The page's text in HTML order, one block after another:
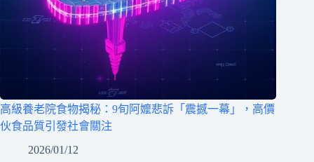
高級養老院食物揭秘：9旬阿嬤悲訴「震撼一幕」，高價
伙食品質引發社會關注
2026/01/12